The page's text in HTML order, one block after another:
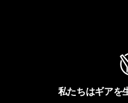
私たちはギアを